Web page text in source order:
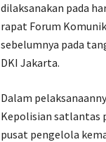
dilaksanakan pada
rapat Forum
sebelumnya pada
DKI Jakarta.
Dalam
Kepolisian satlantas
pusat pengelola